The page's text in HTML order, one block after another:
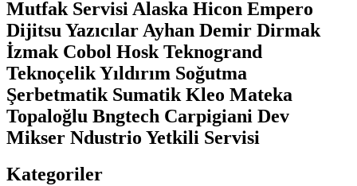
Mutfak Servisi Alaska Hicon Empero
Dijitsu Yazıcılar Ayhan Demir Dirmak
İzmak Cobol Hosk Teknogrand
Teknoçelik Yıldırım Soğutma
Şerbetmatik Sumatik Kleo Mateka
Topaloğlu Bngtech Carpigiani Dev
Mikser Ndustrio Yetkili Servisi
Kategoriler